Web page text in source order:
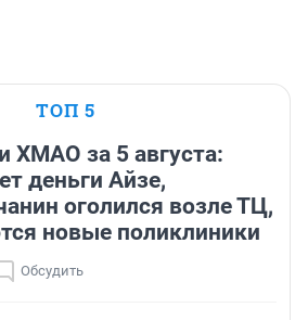
ТОП 5
ХМАО за 5 августа:
деньги Айзе,
оголился возле ТЦ,
новые поликлиники
Обсудить